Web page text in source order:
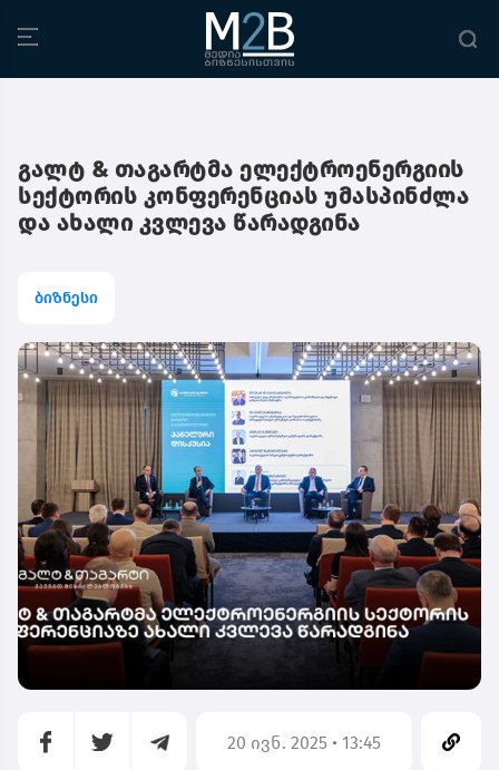
გალტ & თაგარტმა ელექტროენერგიის
სექტორის კონფერენციას უმასპინძლა
და ახალი კვლევა წარადგინა
ბიზნესი
20 ივნ. 2025 • 13:45